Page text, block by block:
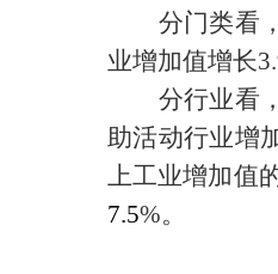
分门类看
业增加值增长
分行业看
助活动行业增
上工业增加值
7.5%。